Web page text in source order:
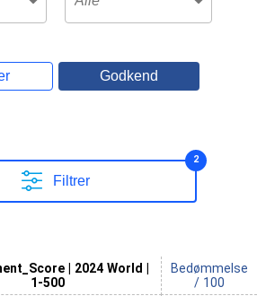
Godkend
Filtrer
2
| 2024 World |
1-500
Bedømmelse
/ 100